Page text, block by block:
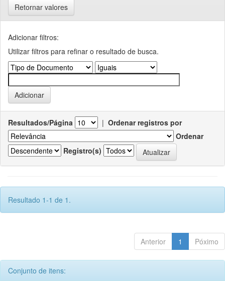
Retornar valores
Adicionar filtros:
Utilizar filtros para refinar o resultado de busca.
Resultados/Página | Ordenar registros por
Ordenar
Registro(s)
Resultado 1-1 de 1.
Anterior 1 Póximo
Conjunto de itens: